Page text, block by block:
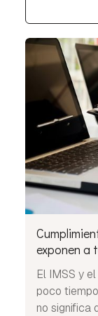
exponen a
El IMSS y
poco
no significa